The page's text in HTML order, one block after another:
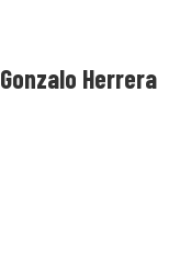
Herrera